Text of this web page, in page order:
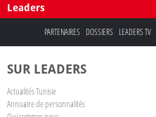
Leaders
PARTENAIRES DOSSIERS LEADERS TV
SUR LEADERS
Actualités Tunisie
Annuaire de personnalités